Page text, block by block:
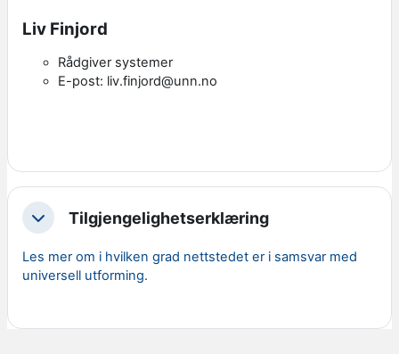
Liv Finjord
Rådgiver systemer
E-post: liv.finjord@unn.no
Skjul Tilgjengelighetserklæring
Les mer om i hvilken grad nettstedet er i samsvar med
universell utforming.